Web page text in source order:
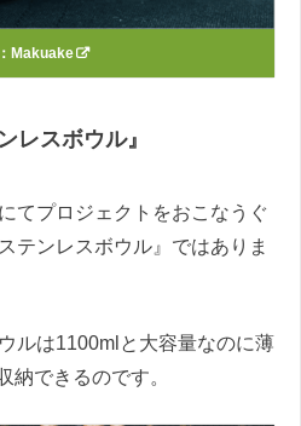
Makuake
レスボウル』
てプロジェクトをおこなうぐ
テンレスボウル』ではありま
ルは1100mlと大容量なのに薄
納できるのです。